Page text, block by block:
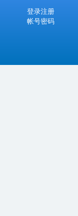
登录注册
帐号密码